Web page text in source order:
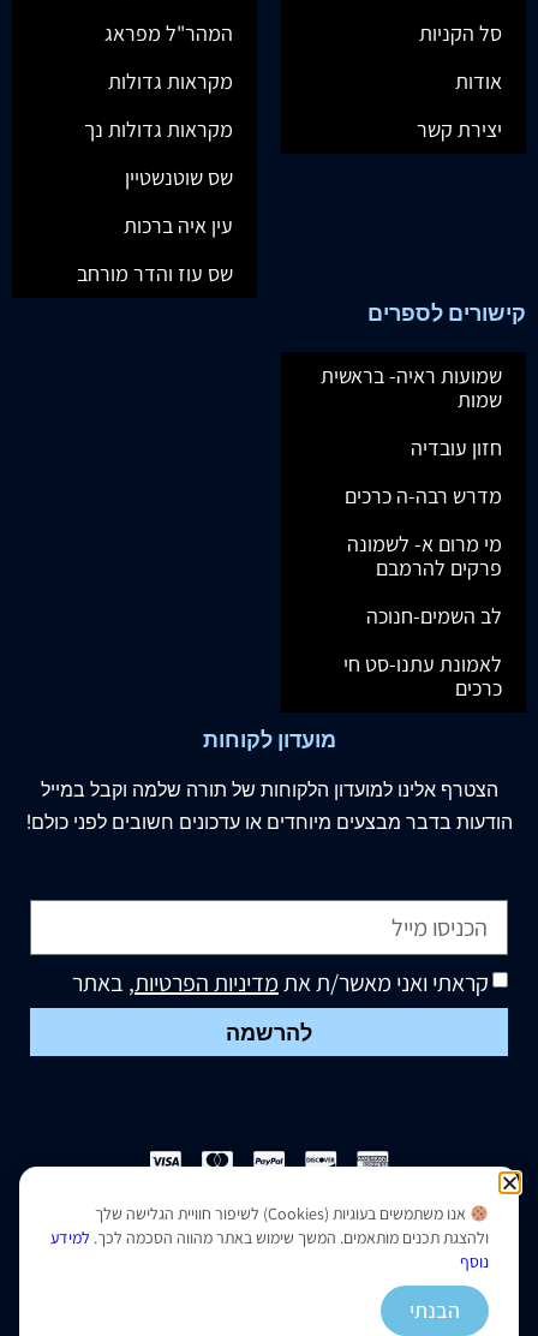
סל הקניות
אודות
יצירת קשר
המהר"ל מפראג
מקראות גדולות
מקראות גדולות נך
שס שוטנשטיין
עין איה ברכות
שס עוז והדר מורחב
קישורים לספרים
שמועות ראיה- בראשית
שמות
חזון עובדיה
מדרש רבה-ה כרכים
מי מרום א- לשמונה
פרקים להרמבם
לב השמים-חנוכה
לאמונת עתנו-סט חי
כרכים
מועדון לקוחות
הצטרף אלינו למועדון הלקוחות של תורה שלמה וקבל במייל
הודעות בדבר מבצעים מיוחדים או עדכונים חשובים לפני כולם!
קראתי ואני מאשר/ת אתמדיניות הפרטיות, באתר
להרשמה
הצהרת נגישות|מדיניות פרטיות
נבנה ועוצב על ידי –
אנו משתמשים בעוגיות (Cookies) לשיפור חוויית הגלישה שלך
ולהצגת תכנים מותאמים. המשך שימוש באתר מהווה הסכמה לכך. למידע
נוסף
הבנתי